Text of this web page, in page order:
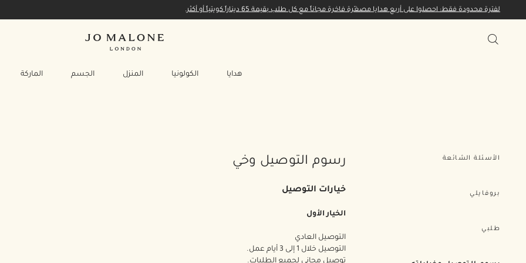
لفترة محدودة فقط: احصلوا على أربع هدايا مصغّرة فاخرة مجاناً مع كل طلب بقيمة 65 ديناراً كويتياً أو أكثر.
هدايا الكولونيا المنزل الجسم الماركة
الأسئلة الشائعة
بروفايلي
طلبي
رسوم التوصيل وخي
خيارات التوصيل
الخيار الأول
التوصيل العادي
التوصيل خلال 1 إلى 3 أيام عمل.
توصيل مجاني لجميع الطلبات.